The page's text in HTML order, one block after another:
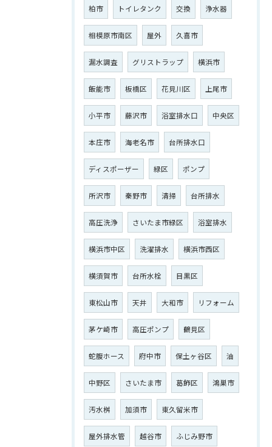
柏市 トイレタンク 交換 浄水器
相模原市南区 屋外 久喜市
漏水調査 グリストラップ 横浜市
飯能市 板橋区 花見川区 上尾市
小平市 藤沢市 浴室排水口 中央区
本庄市 海老名市 台所排水口
ディスポーザー 緑区 ポンプ
所沢市 秦野市 清掃 台所排水
高圧洗浄 さいたま市緑区 浴室排水
横浜市中区 洗濯排水 横浜市西区
横須賀市 台所水栓 目黒区
東松山市 天井 大和市 リフォーム
茅ケ崎市 高圧ポンプ 鶴見区
蛇腹ホース 府中市 保土ヶ谷区 油
中野区 さいたま市 葛飾区 鴻巣市
汚水桝 加須市 東久留米市
屋外排水管 越谷市 ふじみ野市
ご相談はこちら